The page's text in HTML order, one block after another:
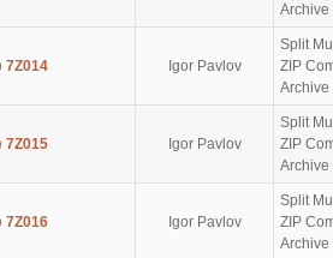
Archive
7Z014 Igor Pavlov
Split
ZIP
Archive
7Z015 Igor Pavlov
Split
ZIP
Archive
7Z016 Igor Pavlov
Split
ZIP
Archive